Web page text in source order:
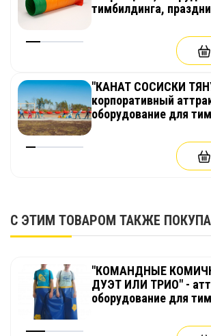
тимбилдинга,
корпоратива,
веселых стартов,
"КАНАТ СОСИСКИ
корпоративный
оборудование для
соревнований,
С ЭТИМ ТОВАРОМ ТАКЖЕ
"КОМАНДНЫЕ
ДУЭТ ИЛИ ТРИО" -
оборудование для
соревнований,